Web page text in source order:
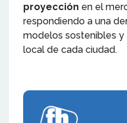
proyección en el
respondiendo a una
modelos sostenibles y
local de cada ciudad.